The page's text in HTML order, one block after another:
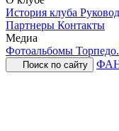
История клуба
Партнеры Контакты
Медиа
Фотоальбомы
Поиск по сайту